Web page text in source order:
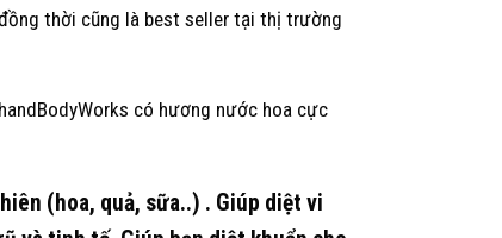
thời cũng là best seller tại thị trường
có hương nước hoa cực
(hoa, quả, sữa..) . Giúp diệt vi